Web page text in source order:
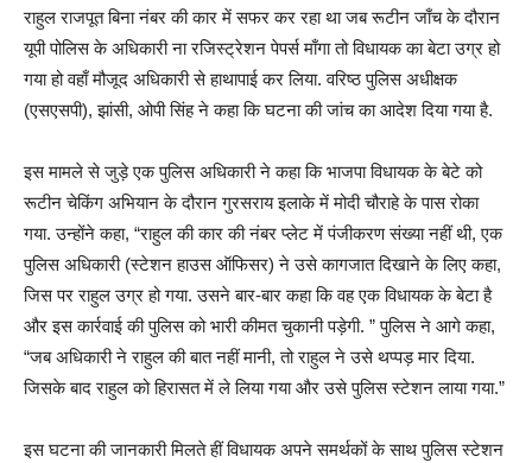
राहुल राजपूत बिना नंबर की कार में सफर कर रहा था जब रूटीन जाँच के दौरान
यूपी पोलिस के अधिकारी ना रजिस्ट्रेशन पेपर्स माँगा तो विधायक का बेटा उग्र हो
गया हो वहाँ मौजूद अधिकारी से हाथापाई कर लिया. वरिष्ठ पुलिस अधीक्षक
(एसएसपी), झांसी, ओपी सिंह ने कहा कि घटना की जांच का आदेश दिया गया है.
इस मामले से जुड़े एक पुलिस अधिकारी ने कहा कि भाजपा विधायक के बेटे को
रूटीन चेकिंग अभियान के दौरान गुरसराय इलाके में मोदी चौराहे के पास रोका
गया. उन्होंने कहा, “राहुल की कार की नंबर प्लेट में पंजीकरण संख्या नहीं थी, एक
पुलिस अधिकारी (स्टेशन हाउस ऑफिसर) ने उसे कागजात दिखाने के लिए कहा,
जिस पर राहुल उग्र हो गया. उसने बार-बार कहा कि वह एक विधायक के बेटा है
और इस कार्रवाई की पुलिस को भारी कीमत चुकानी पड़ेगी. ” पुलिस ने आगे कहा,
“जब अधिकारी ने राहुल की बात नहीं मानी, तो राहुल ने उसे थप्पड़ मार दिया.
जिसके बाद राहुल को हिरासत में ले लिया गया और उसे पुलिस स्टेशन लाया गया.”
इस घटना की जानकारी मिलते हीं विधायक अपने समर्थकों के साथ पुलिस स्टेशन